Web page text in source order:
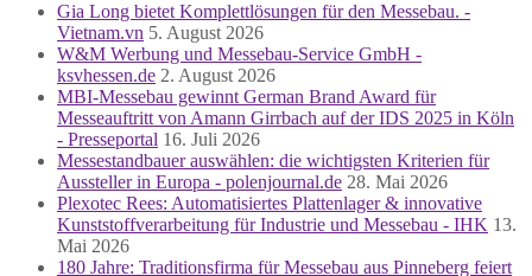
Gia Long bietet Komplettlösungen für den Messebau. -
Vietnam.vn 5. August 2026
W&M Werbung und Messebau-Service GmbH -
ksvhessen.de 2. August 2026
MBI-Messebau gewinnt German Brand Award für
Messeauftritt von Amann Girrbach auf der IDS 2025 in Köln
- Presseportal 16. Juli 2026
Messestandbauer auswählen: die wichtigsten Kriterien für
Aussteller in Europa - polenjournal.de 28. Mai 2026
Plexotec Rees: Automatisiertes Plattenlager & innovative
Kunststoffverarbeitung für Industrie und Messebau - IHK 13.
Mai 2026
180 Jahre: Traditionsfirma für Messebau aus Pinneberg feiert